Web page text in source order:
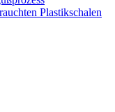
Plastikschalen